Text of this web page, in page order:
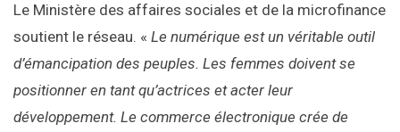
Le Ministère des affaires sociales et de la microfinance
soutient le réseau. « Le numérique est un véritable outil
d’émancipation des peuples. Les femmes doivent se
positionner en tant qu’actrices et acter leur
développement. Le commerce électronique crée de